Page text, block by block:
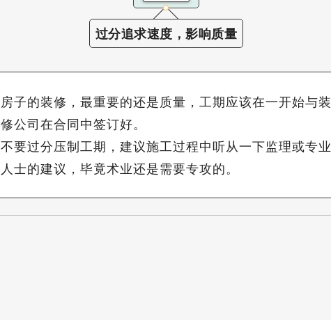
过分追求速度，影响质量
房子的装修，最重要的还是质量，工期应该在一开始与装
修公司在合同中签订好。
不要过分压制工期，建议施工过程中听从一下监理或专业
人士的建议，毕竟术业还是需要专攻的。